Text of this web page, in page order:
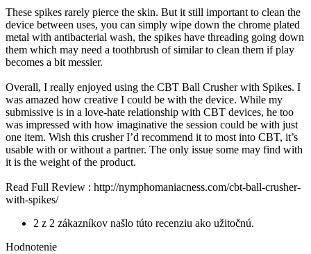
These spikes rarely pierce the skin. But it still important to clean the
device between uses, you can simply wipe down the chrome plated
metal with antibacterial wash, the spikes have threading going down
them which may need a toothbrush of similar to clean them if play
becomes a bit messier.
Overall, I really enjoyed using the CBT Ball Crusher with Spikes. I
was amazed how creative I could be with the device. While my
submissive is in a love-hate relationship with CBT devices, he too
was impressed with how imaginative the session could be with just
one item. Wish this crusher I’d recommend it to most into CBT, it’s
usable with or without a partner. The only issue some may find with
it is the weight of the product.
Read Full Review : http://nymphomaniacness.com/cbt-ball-crusher-
with-spikes/
2 z 2 zákazníkov našlo túto recenziu ako užitočnú.
Hodnotenie